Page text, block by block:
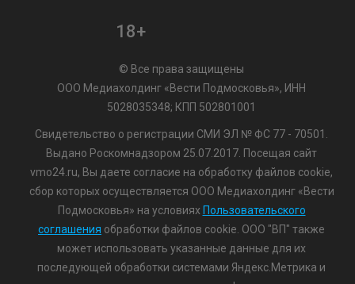
18+
© Все права защищены
ООО Медиахолдинг «Вести Подмосковья», ИНН
5028035348; КПП 502801001
Свидетельство о регистрации СМИ ЭЛ № ФС 77 - 70501.
Выдано Роскомнадзором 25.07.2017. Посещая сайт
vmo24.ru, Вы даете согласие на обработку файлов cookie,
сбор которых осуществляется ООО Медиахолдинг «Вести
Подмосковья» на условиях Пользовательского
соглашения обработки файлов cookie. ООО "ВП" также
может использовать указанные данные для их
последующей обработки системами Яндекс.Метрика и